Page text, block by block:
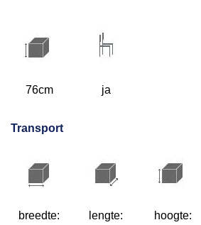
76cm ja
Transport
breedte:
lengte:
hoogte: